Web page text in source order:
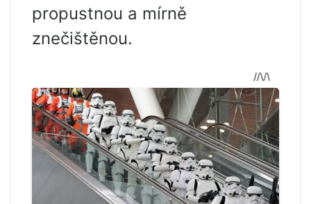
propustnou a mírně
znečištěnou.